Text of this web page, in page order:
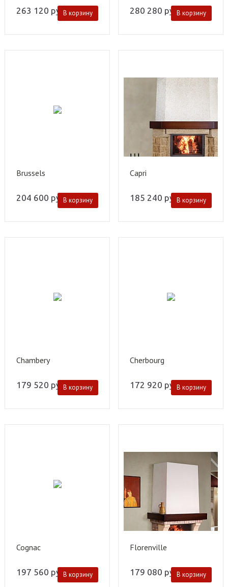
263 120 руб.В корзину 280 280 руб.В корзину
Brussels
204 600 руб.В корзину
Capri
185 240 руб.В корзину
Chambery
179 520 руб.В корзину
Cherbourg
172 920 руб.В корзину
Cognac
197 560 руб.В корзину
Florenville
179 080 руб.В корзину